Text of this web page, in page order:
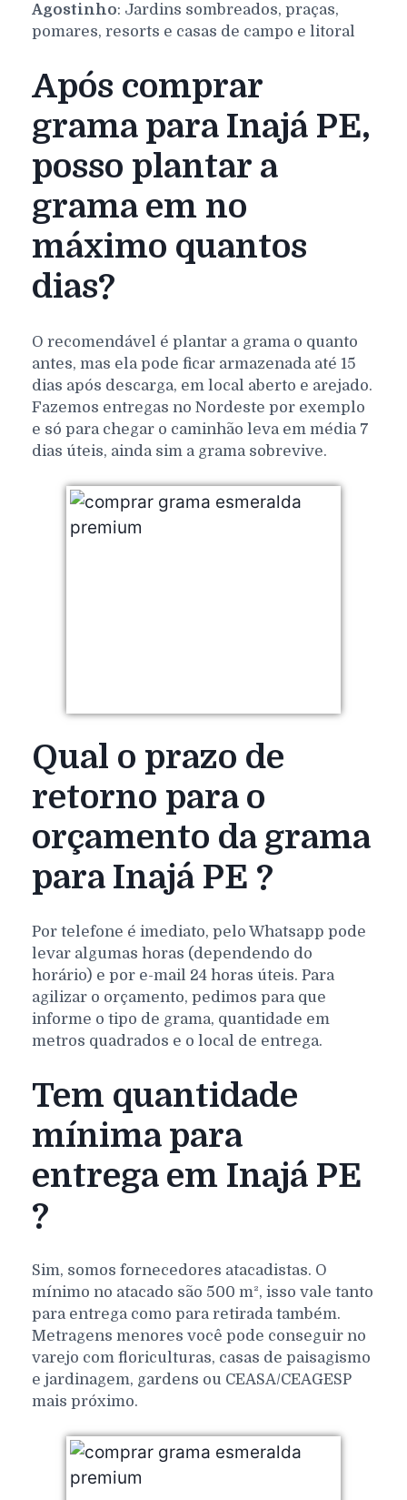
Agostinho: Jardins sombreados, praças,
pomares, resorts e casas de campo e litoral
Após comprar
grama para Inajá PE,
posso plantar a
grama em no
máximo quantos
dias?
O recomendável é plantar a grama o quanto
antes, mas ela pode ficar armazenada até 15
dias após descarga, em local aberto e arejado.
Fazemos entregas no Nordeste por exemplo
e só para chegar o caminhão leva em média 7
dias úteis, ainda sim a grama sobrevive.
Qual o prazo de
retorno para o
orçamento da grama
para Inajá PE ?
Por telefone é imediato, pelo Whatsapp pode
levar algumas horas (dependendo do
horário) e por e-mail 24 horas úteis. Para
agilizar o orçamento, pedimos para que
informe o tipo de grama, quantidade em
metros quadrados e o local de entrega.
Tem quantidade
mínima para
entrega em Inajá PE
?
Sim, somos fornecedores atacadistas. O
mínimo no atacado são 500 m², isso vale tanto
para entrega como para retirada também.
Metragens menores você pode conseguir no
varejo com floriculturas, casas de paisagismo
e jardinagem, gardens ou CEASA/CEAGESP
mais próximo.